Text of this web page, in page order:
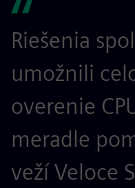
Riešenia
umožnili
overenie
meradle
veží Veloce